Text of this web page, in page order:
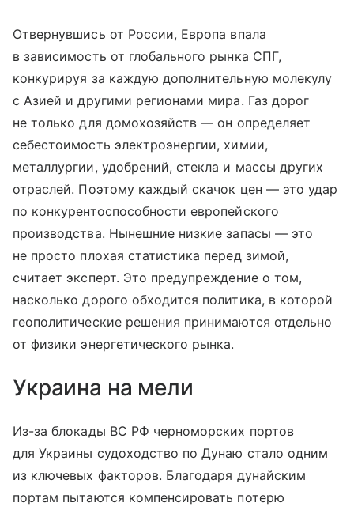
Отвернувшись от России, Европа впала
в зависимость от глобального рынка СПГ,
конкурируя за каждую дополнительную молекулу
с Азией и другими регионами мира. Газ дорог
не только для домохозяйств — он определяет
себестоимость электроэнергии, химии,
металлургии, удобрений, стекла и массы других
отраслей. Поэтому каждый скачок цен — это удар
по конкурентоспособности европейского
производства. Нынешние низкие запасы — это
не просто плохая статистика перед зимой,
считает эксперт. Это предупреждение о том,
насколько дорого обходится политика, в которой
геополитические решения принимаются отдельно
от физики энергетического рынка.
Украина на мели
Из-за блокады ВС РФ черноморских портов
для Украины судоходство по Дунаю стало одним
из ключевых факторов. Благодаря дунайским
портам пытаются компенсировать потерю